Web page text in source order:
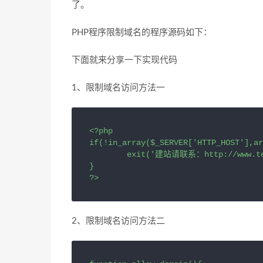
了。
PHP程序限制域名的程序源码如下：
下面就来分享一下实现代码
1、限制域名访问方法一
<?php
}
?>
2、限制域名访问方法二